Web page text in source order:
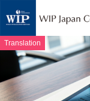
Translation